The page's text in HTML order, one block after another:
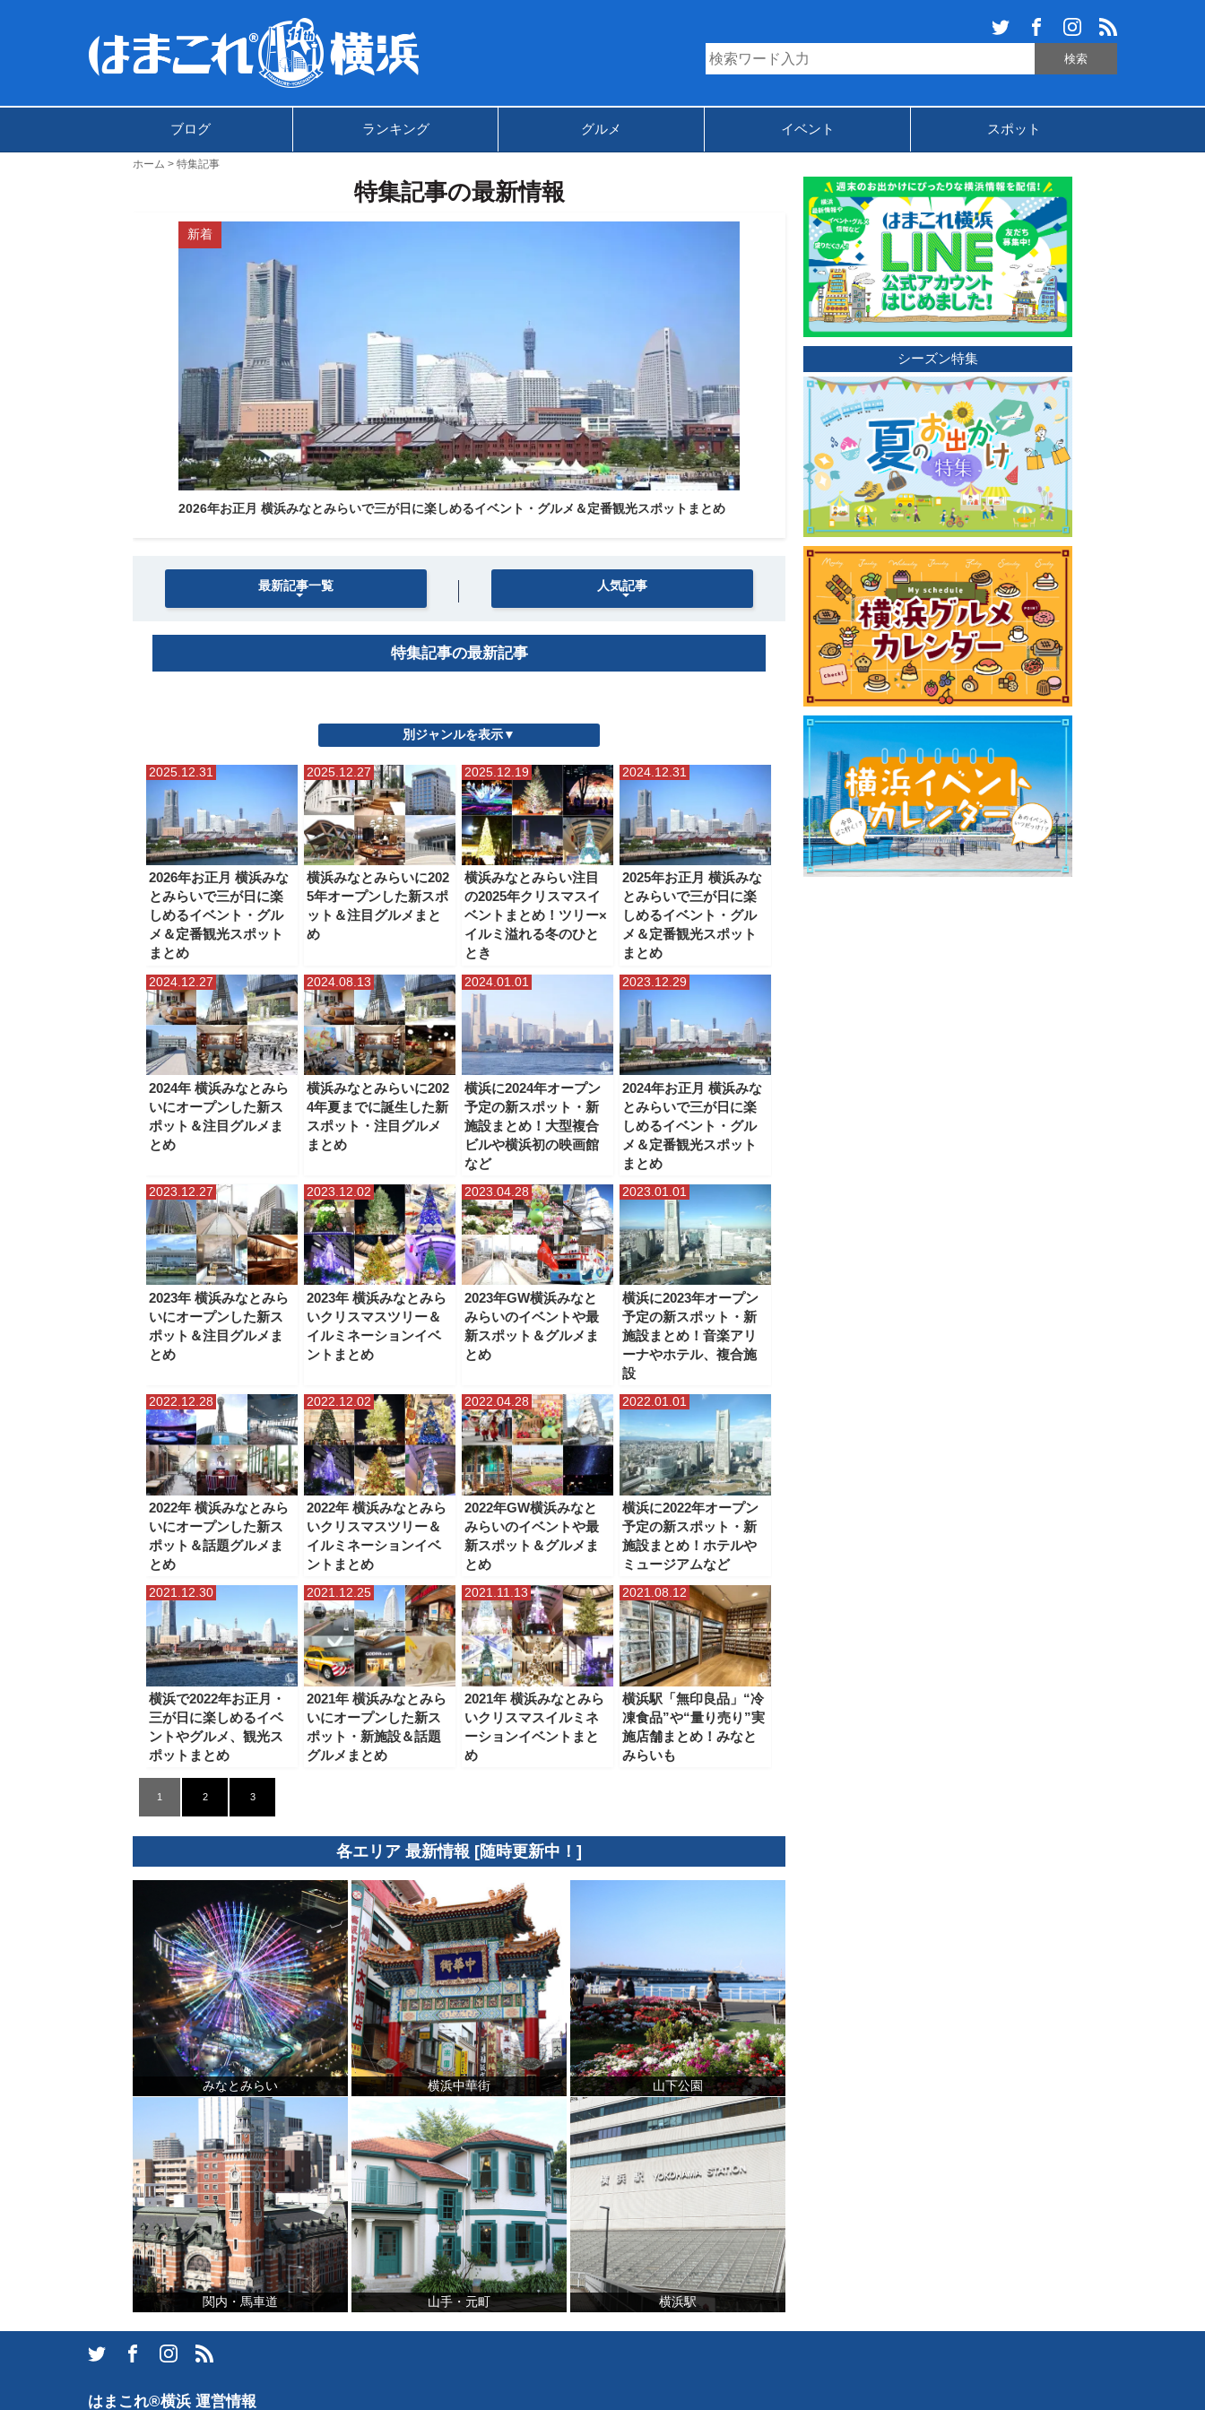
ブログ ランキング グルメ イベント スポット
ホーム 特集記事
特集記事の最新情報
新着
2026年お正月 横浜みなとみらいで三が日に楽しめるイベント・グルメ＆定番観光スポットまとめ
最新記事一覧 人気記事
特集記事の最新記事
別ジャンルを表示▼
2025.12.31
2026年お正月 横浜みな
とみらいで三が日に楽
しめるイベント・グル
メ＆定番観光スポット
まとめ
2025.12.27
横浜みなとみらいに202
5年オープンした新スポ
ット＆注目グルメまと
め
2025.12.19
横浜みなとみらい注目
の2025年クリスマスイ
ベントまとめ！ツリー×
イルミ溢れる冬のひと
とき
2024.12.31
2025年お正月 横浜みな
とみらいで三が日に楽
しめるイベント・グル
メ＆定番観光スポット
まとめ
2024.12.27
2024年 横浜みなとみら
いにオープンした新ス
ポット＆注目グルメま
とめ
2024.08.13
横浜みなとみらいに202
4年夏までに誕生した新
スポット・注目グルメ
まとめ
2024.01.01
横浜に2024年オープン
予定の新スポット・新
施設まとめ！大型複合
ビルや横浜初の映画館
など
2023.12.29
2024年お正月 横浜みな
とみらいで三が日に楽
しめるイベント・グル
メ＆定番観光スポット
まとめ
2023.12.27
2023年 横浜みなとみら
いにオープンした新ス
ポット＆注目グルメま
とめ
2023.12.02
2023年 横浜みなとみら
いクリスマスツリー＆
イルミネーションイベ
ントまとめ
2023.04.28
2023年GW横浜みなと
みらいのイベントや最
新スポット＆グルメま
とめ
2023.01.01
横浜に2023年オープン
予定の新スポット・新
施設まとめ！音楽アリ
ーナやホテル、複合施
設
2022.12.28
2022年 横浜みなとみら
いにオープンした新ス
ポット＆話題グルメま
とめ
2022.12.02
2022年 横浜みなとみら
いクリスマスツリー＆
イルミネーションイベ
ントまとめ
2022.04.28
2022年GW横浜みなと
みらいのイベントや最
新スポット＆グルメま
とめ
2022.01.01
横浜に2022年オープン
予定の新スポット・新
施設まとめ！ホテルや
ミュージアムなど
2021.12.30
横浜で2022年お正月・
三が日に楽しめるイベ
ントやグルメ、観光ス
ポットまとめ
2021.12.25
2021年 横浜みなとみら
いにオープンした新ス
ポット・新施設＆話題
グルメまとめ
2021.11.13
2021年 横浜みなとみら
いクリスマスイルミネ
ーションイベントまと
め
2021.08.12
横浜駅「無印良品」“冷
凍食品”や“量り売り”実
施店舗まとめ！みなと
みらいも
1 2 3
各エリア 最新情報 [随時更新中！]
みなとみらい 横浜中華街 山下公園
関内・馬車道 山手・元町 横浜駅
シーズン特集
サイトについて
はまこれ®横浜 運営情報